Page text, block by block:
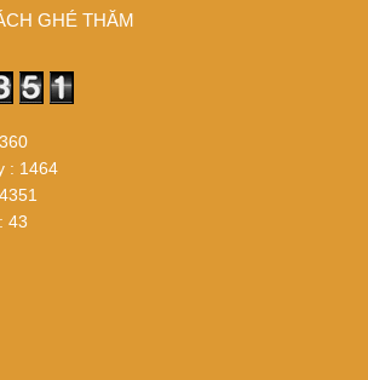
GHÉ THĂM
: 1464
43